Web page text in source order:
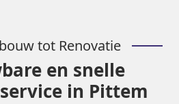
tot Renovatie
en snelle
in Pittem